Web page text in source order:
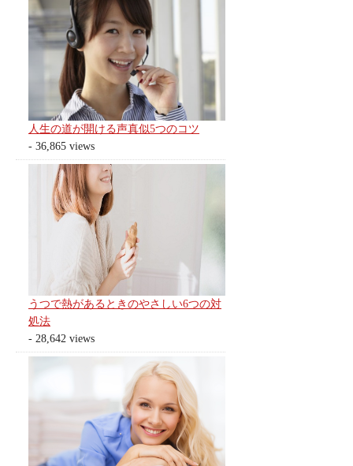
人生の道が開ける声真似5つのコツ
- 36,865 views
うつで熱があるときのやさしい6つの対
処法
- 28,642 views